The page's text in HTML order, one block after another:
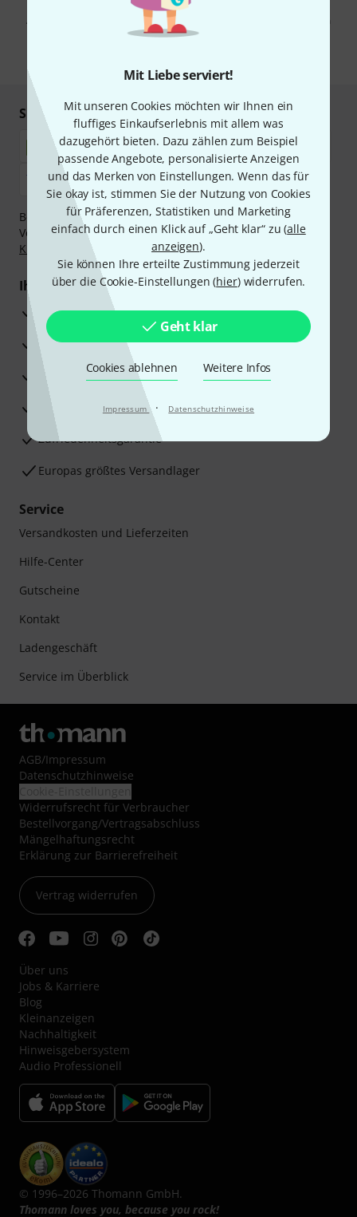
Mit Liebe serviert!
Mit unseren Cookies möchten wir Ihnen ein
fluffiges Einkaufserlebnis mit allem was
dazugehört bieten. Dazu zählen zum Beispiel
passende Angebote, personalisierte Anzeigen
und das Merken von Einstellungen. Wenn das für
Sie okay ist, stimmen Sie der Nutzung von Cookies
für Präferenzen, Statistiken und Marketing
einfach durch einen Klick auf „Geht klar“ zu (alle
anzeigen).
Sie können Ihre erteilte Zustimmung jederzeit
über die Cookie-Einstellungen (hier) widerrufen.
Geht klar
Cookies ablehnen Weitere Infos
Impressum · Datenschutzhinweise
Werbung und einer Messung des E-Mail-Nutzungsverhaltens zu. Die
Abmeldung ist jederzeit möglich. Weitere Informationen finden Sie in
unserenDatenschutzhinweisen
Sicher einkaufen & bezahlen
Bezahlen Sie vertraulich und sicher per Nachnahme,
Vorkasse, PayPal, Amazon Pay,Klarna Sofort bezahlen
Klarna Ratenzahlung
oder Kreditkarte.
Ihre Vorteile
3 Jahre Thomann Garantie
30 Tage Money-Back-Garantie
Reparaturservice
Beratung durch Fachexperten
Zufriedenheitsgarantie
Europas größtes Versandlager
Service
Versandkosten und Lieferzeiten
Hilfe-Center
Gutscheine
Kontakt
Ladengeschäft
Service im Überblick
AGB/Impressum
Datenschutzhinweise
Widerrufsrecht für Verbraucher
Bestellvorgang/Vertragsabschluss
Mängelhaftungsrecht
Erklärung zur Barrierefreiheit
Vertrag widerrufen
Über uns
Jobs & Karriere
Blog
Kleinanzeigen
Nachhaltigkeit
Hinweisgebersystem
Audio Professionell
© 1996–2026 Thomann GmbH.
Thomann loves you, because you rock!